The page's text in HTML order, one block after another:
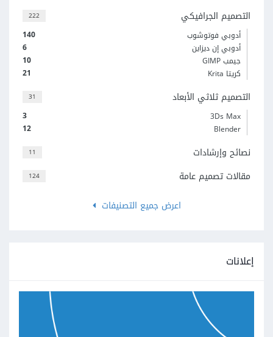
222 التصميم الجرافيكي
140
أدوبي فوتوشوب
6
أدوبي إن ديزاين
10
جيمب GIMP
21
كريتا Krita
31 التصميم ثلاثي الأبعاد
3
3Ds Max
12
Blender
11 نصائح وإرشادات
124
مقالات تصميم عامة
اعرض جميع التصنيفات
إعلانات